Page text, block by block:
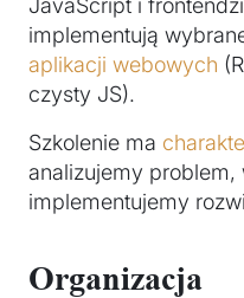
JavaScript i
implementują
aplikacji webowych
czysty JS).
Szkolenie ma
analizujemy
implementujemy
Organizacja